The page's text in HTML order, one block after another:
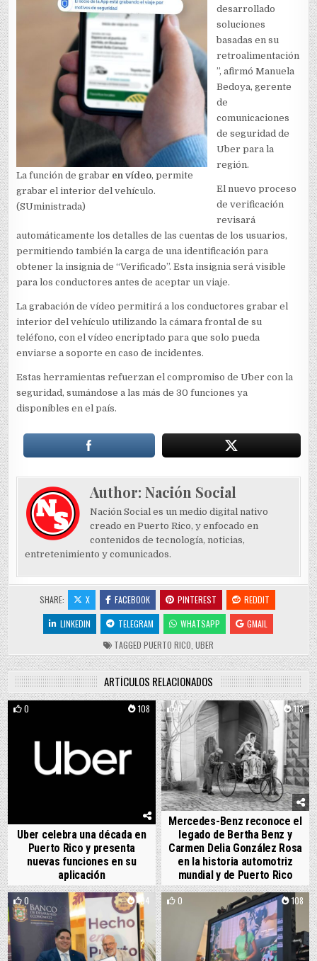
La función de grabar en vídeo, permite
grabar el interior del vehículo.
(SUministrada)
desarrollado
soluciones
basadas en su
retroalimentación
”, afirmó Manuela
Bedoya, gerente
de
comunicaciones
de seguridad de
Uber para la
región.
El nuevo proceso
de verificación
revisará
automáticamente los detalles de las cuentas de los usuarios,
permitiendo también la carga de una identificación para
obtener la insignia de “Verificado”. Esta insignia será visible
para los conductores antes de aceptar un viaje.
La grabación de vídeo permitirá a los conductores grabar el
interior del vehículo utilizando la cámara frontal de su
teléfono, con el vídeo encriptado para que solo pueda
enviarse a soporte en caso de incidentes.
Estas herramientas refuerzan el compromiso de Uber con la
seguridad, sumándose a las más de 30 funciones ya
disponibles en el país.
Author:Nación Social
Nación Social es un medio digital nativo
creado en Puerto Rico, y enfocado en
contenidos de tecnología, noticias,
entretenimiento y comunicados.
SHARE: X FACEBOOK PINTEREST
REDDIT
LINKEDIN
TELEGRAM WHATSAPP
GMAIL
TAGGED PUERTO RICO UBER
ARTÍCULOS RELACIONADOS
0 108
Uber celebra una década en
Puerto Rico y presenta
nuevas funciones en su
aplicación
0 113
Mercedes-Benz reconoce el
legado de Bertha Benz y
Carmen Delia González Rosa
en la historia automotriz
mundial y de Puerto Rico
0 104 0 108